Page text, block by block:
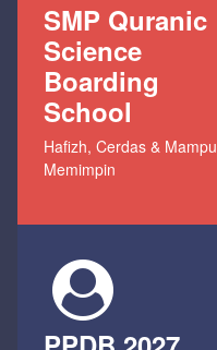
SMP Quranic
Science
Boarding
School
Hafizh, Cerdas & Mampu
Memimpin